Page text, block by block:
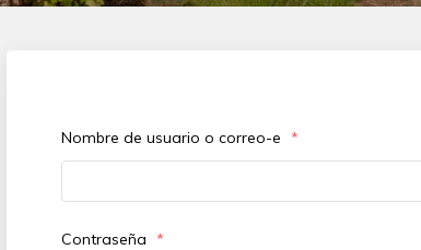
Nombre de usuario o correo-e *
Contraseña *